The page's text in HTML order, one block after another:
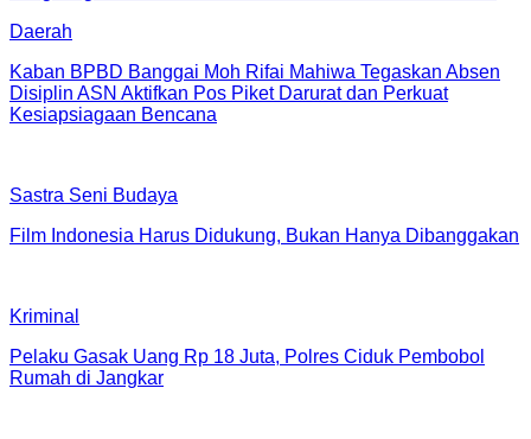
Daerah
Kaban BPBD Banggai Moh Rifai Mahiwa Tegaskan Absen
Disiplin ASN Aktifkan Pos Piket Darurat dan Perkuat
Kesiapsiagaan Bencana
Sastra Seni Budaya
Film Indonesia Harus Didukung, Bukan Hanya Dibanggakan
Kriminal
Pelaku Gasak Uang Rp 18 Juta, Polres Ciduk Pembobol
Rumah di Jangkar